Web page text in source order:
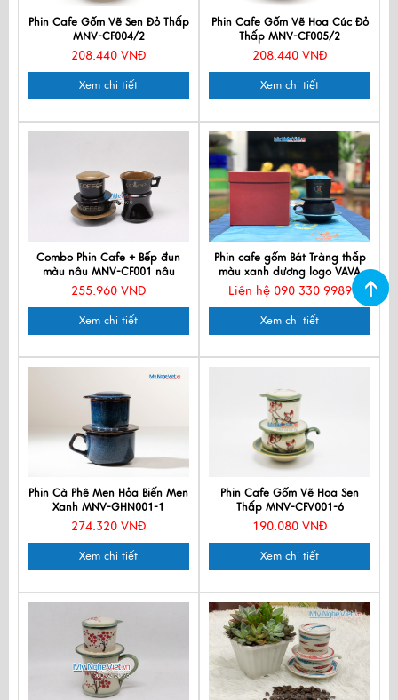
Phin Cafe Gốm Vẽ Sen Đỏ Thấp
MNV-CF004/2
208.440 VNĐ
Xem chi tiết
Phin Cafe Gốm Vẽ Hoa Cúc Đỏ
Thấp MNV-CF005/2
208.440 VNĐ
Xem chi tiết
Combo Phin Cafe + Bếp đun
màu nâu MNV-CF001 nâu
255.960 VNĐ
Xem chi tiết
Phin cafe gốm Bát Tràng thấp
màu xanh dương logo VAVA
Liên hệ 090 330 9989
Xem chi tiết
Phin Cà Phê Men Hỏa Biến Men
Xanh MNV-GHN001-1
274.320 VNĐ
Xem chi tiết
Phin Cafe Gốm Vẽ Hoa Sen
Thấp MNV-CFV001-6
190.080 VNĐ
Xem chi tiết